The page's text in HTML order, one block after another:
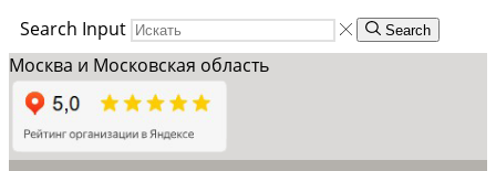
Search Input
Search
Москва и Московская область